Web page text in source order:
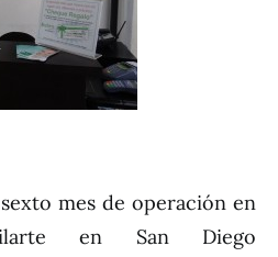
mes de operación en
en San Diego